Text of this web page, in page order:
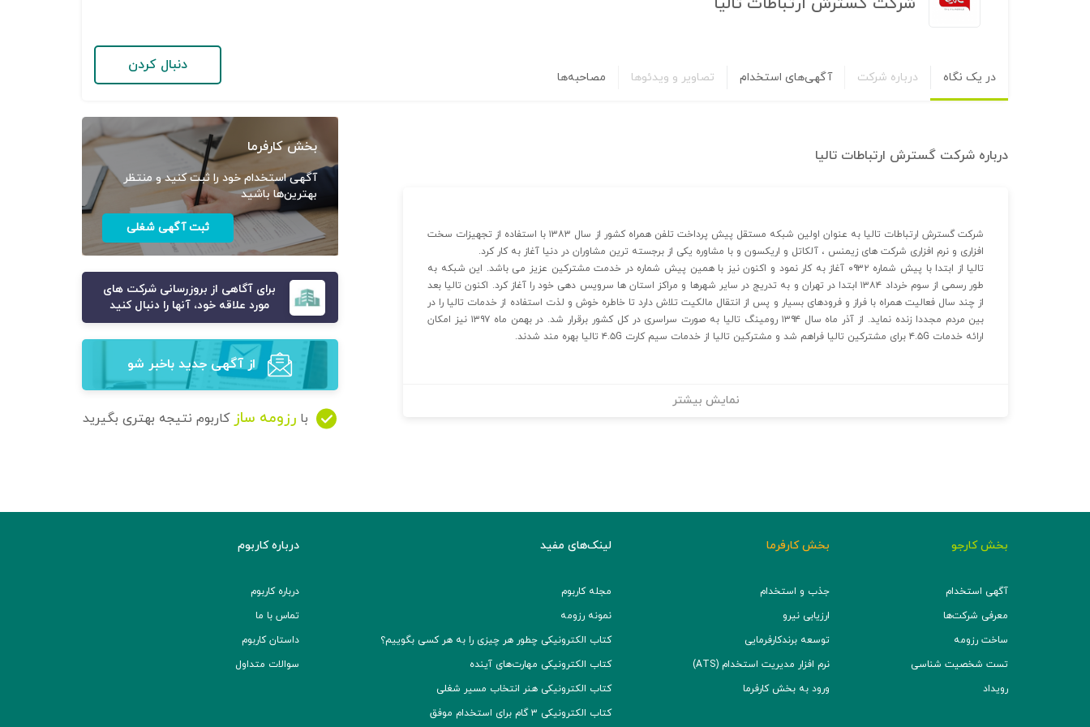
در یک نگاه درباره شرکت آگهی‌های استخدام تصاویر و ویدئوها مصاحبه‌ها
دنبال کردن
درباره شرکت گسترش ارتباطات تالیا
شرکت گسترش ارتباطات تالیا به عنوان اولین شبکه مستقل پیش پرداخت تلفن همراه کشور از سال ۱۳۸۳ با استفاده از تجهیزات سخت
افزاری و نرم افزاری شرکت های زیمنس ، آلکاتل و اریکسون و با مشاوره یکی از برجسته ترین مشاوران در دنیا آغاز به کار کرد.
تالیا از ابتدا با پیش شماره ۰۹۳۲ آغاز به کار نمود و اکنون نیز با همین پیش شماره در خدمت مشترکین عزیز می باشد. این شبکه به
طور رسمی از سوم خرداد ۱۳۸۴ ابتدا در تهران و به تدریج در سایر شهرها و مراکز استان ها سرویس دهی خود را آغاز کرد. اکنون تالیا بعد
از چند سال فعالیت همراه با فراز و فرودهای بسیار و پس از انتقال مالکیت تلاش دارد تا خاطره خوش و لذت استفاده از خدمات تالیا را در
بین مردم مجددا زنده نماید. از آذر ماه سال ۱۳۹۴ رومینگ تالیا به صورت سراسری در کل کشور برقرار شد. در بهمن ماه ۱۳۹۷ نیز امکان
ارائه خدمات ۴.۵G برای مشترکین تالیا فراهم شد و مشترکین تالیا از خدمات سیم کارت ۴.۵G تالیا بهره مند شدند.
نمایش بیشتر
بخش کارفرما
آگهی استخدام خود را ثبت کنید و منتظر
بهترین‌ها باشید
ثبت آگهی شغلی
برای آگاهی از بروزرسانی شرکت های
مورد علاقه خود، آنها را دنبال کنید
از آگهی‌ جدید باخبر شو
با رزومه ساز کاربوم نتیجه بهتری بگیرید
بخش کارجو
آگهی استخدام
معرفی شرکت‌ها
ساخت رزومه
تست شخصیت شناسی
رویداد
بخش کارفرما
جذب و استخدام
ارزیابی نیرو
توسعه برند‌کارفرمایی
نرم افزار مدیریت استخدام (ATS)
ورود به بخش کارفرما
لینک‌های مفید
مجله کاربوم
نمونه رزومه
کتاب الکترونیکی چطور هر چیزی را به هر کسی بگوییم؟
کتاب الکترونیکی مهارت‌های آینده
کتاب الکترونیکی هنر انتخاب مسیر شغلی
کتاب الکترونیکی ۳ گام برای استخدام موفق
درباره کاربوم
درباره کاربوم
تماس با ما
داستان کاربوم
سوالات متداول